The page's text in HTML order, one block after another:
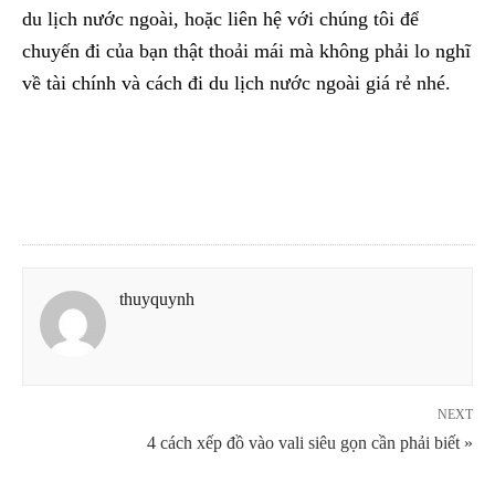
du lịch nước ngoài, hoặc liên hệ với chúng tôi để
chuyến đi của bạn thật thoải mái mà không phải lo nghĩ
về tài chính và cách đi du lịch nước ngoài giá rẻ nhé.
thuyquynh
NEXT
4 cách xếp đồ vào vali siêu gọn cần phải biết »